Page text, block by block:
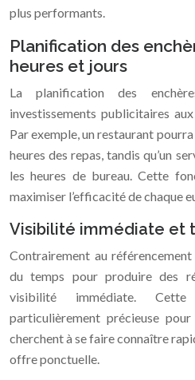
plus performants.
Planification des
heures et jours
La planification des
investissements publicitaires
Par exemple, un restaurant
heures des repas, tandis qu’un
les heures de bureau. Cette
maximiser l’efficacité de chaque
Visibilité immédiate et
Contrairement au
du temps pour produire des
visibilité immédiate.
particulièrement précieuse
cherchent à se faire connaître
offre ponctuelle.